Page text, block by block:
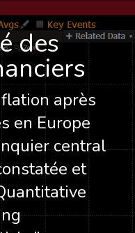
des
après
en Europe
central
et